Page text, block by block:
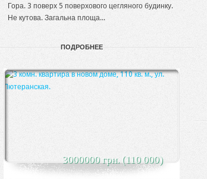
Гора. 3 поверх 5 поверхового цегляного будинку.
Не кутова. Загальна площа...
ПОДРОБНЕЕ
3000000 грн. (110 000)